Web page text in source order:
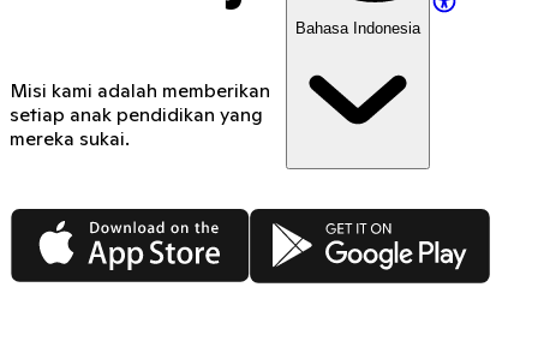
Misi kami adalah memberikan
setiap anak pendidikan yang
mereka sukai.
Bahasa Indonesia
App Store Google Play